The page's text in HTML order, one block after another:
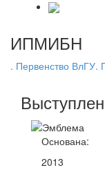
ИПМИБН
. Первенство
Основана:
2013